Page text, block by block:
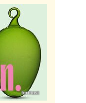
formost